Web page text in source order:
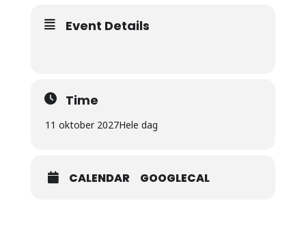
Event Details
Time
11 oktober 2027Hele dag
CALENDAR GOOGLECAL